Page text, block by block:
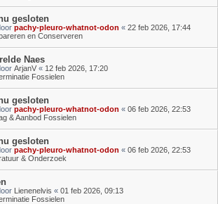
gesloten
pachy-pleuro-whatnot-odon « 22 feb 2026, 17:44
en Conserveren
Naes
ArjanV « 12 feb 2026, 17:20
Fossielen
gesloten
pachy-pleuro-whatnot-odon « 06 feb 2026, 22:53
& Aanbod Fossielen
gesloten
pachy-pleuro-whatnot-odon « 06 feb 2026, 22:53
& Onderzoek
Lienenelvis « 01 feb 2026, 09:13
Fossielen